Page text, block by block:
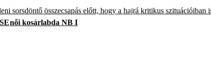
sorsdöntő összecsapás előtt, hogy a hajrá kritikus szituációiban
női kosárlabda NB I